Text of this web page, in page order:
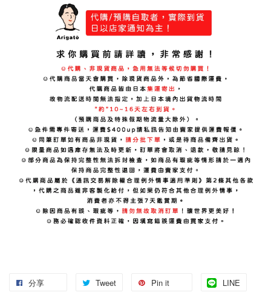
分享 Tweet Pin it LINE